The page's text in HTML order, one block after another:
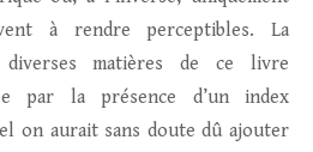
à rendre perceptibles. La
matières de ce livre
par la présence d’un index
on aurait sans doute dû ajouter